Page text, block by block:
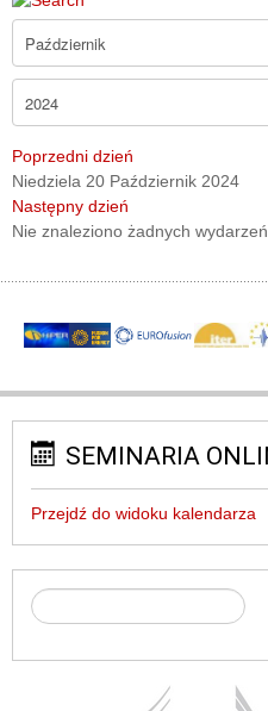
Poprzedni dzień
Niedziela 20 Październik 2024
Następny dzień
Nie znaleziono żadnych wydarzeń
SEMINARIA
Przejdź do widoku kalendarza